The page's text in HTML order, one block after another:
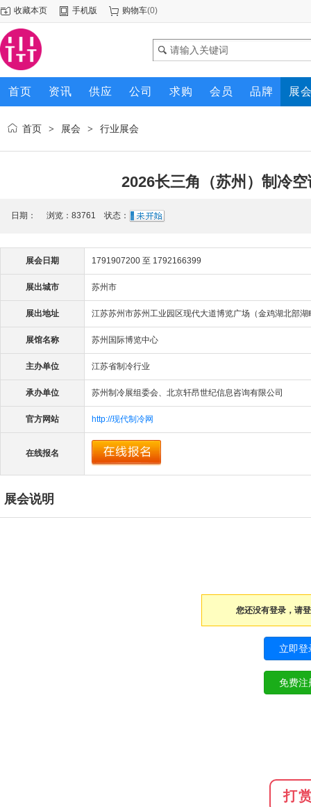
收藏本页 手机版 购物车(0)
首页 资讯 供应 公司 求购 会员 品牌 展
首页 > 展会 > 行业展会
2026长三角（苏州）制冷
日期： 浏览： 83761 状态：
展会日期 1791907200 至 1792166399
展出城市 苏州市
展出地址 江苏苏州市苏州工业园区现代大道博览广场（金鸡湖北部湖
展馆名称 苏州国际博览中心
主办单位 江苏省制冷行业
承办单位 苏州制冷展组委会、北京轩昂世纪信息咨询有限公司
官方网站 http://现代制冷网
在线报名
展会说明
您还没有登录，请
打